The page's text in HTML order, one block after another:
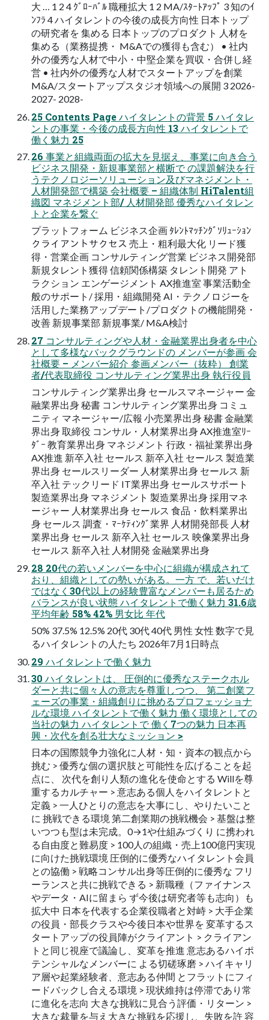
大 … 1 2 4 ｸﾞﾛｰﾊﾞﾙ 職種拡大 1 2 MA/ｽﾀｰﾄｱｯﾌﾟ 3 知のｲ
ﾝﾌﾗ 4 ハイタレントの今後の成長方向性 日本トップ
の研究者を 集める 日本トップのプロダクト 人材を
集める（業務提携・ M&Aでの獲得も含む） • 社内
外の優秀な人材で中小・中堅企業を買収・合併し経
営 • 社内外の優秀な人材でスタートアップを創業
M&A/スタートアップスタジオ領域への展開 3 2026-
2027- 2028-
25 Contents Page ハイタレントの背景 5 ハイタレ
ントの事業・今後の成長方向性 13 ハイタレントで
働く魅力 25
26 事業と組織両面の拡大を見据え、事業に向き合う
ビジネス開発・新規事業部と横断で の課題解決を行
うテクノロジーソリューション及びマネジメント・
人材開発部で構築 会社概要 – 組織体制 HiTalent組
織図 マネジメント部/ 人材開発部 優秀なハイタレン
トと企業を繋ぐ
プラットフォーム ビジネス企画 ﾀﾚﾝﾄﾏｯﾁﾝｸﾞｿﾘｭｰｼｮﾝ
クライアントサクセス 売上・粗利最大化 リード獲
得・営業企画 コンサルティング営業 ビジネス開発部
新規タレント獲得 信頼関係構築 タレント開発 アト
ラクション エンゲージメント AX推進室 事業活動全
般のサポート/ 採用・組織開発 AI・テクノロジーを
活用した業務アップデート/プロダクトの機能開発・
改善 新規事業部 新規事業/ M&A検討
27 コンサルティングや人材・金融業界出身者を中心
として多様なバックグラウンドの メンバーが参画 会
社概要 – メンバー紹介 参画メンバー（抜粋） 創業
者/代表取締役 コンサルティング業界出身 執行役員
コンサルティング業界出身 セールスマネージャー 金
融業界出身 秘書 コンサルティング業界出身 コミュ
ニティ マネージャー/広報 小売業界出身 秘書 金融業
界出身 取締役 コンサル・人材業界出身 AX推進室ﾘｰ
ﾀﾞｰ 教育業界出身 マネジメント 行政・福祉業界出身
AX推進 新卒入社 セールス 新卒入社 セールス 製造業
界出身 セールスリーダー 人材業界出身 セールス 新
卒入社 テックリード IT業界出身 セールスサポート
製造業界出身 マネジメント 製造業界出身 採用マネ
ージャー 人材業界出身 セールス 食品・飲料業界出
身 セールス 調査・ﾏｰｹﾃｨﾝｸﾞ業界 人材開発部長 人材
業界出身 セールス 新卒入社 セールス 映像業界出身
セールス 新卒入社 人材開発 金融業界出身
28 20代の若いメンバーを中心に組織が構成されて
おり、組織としての勢いがある。一方 で、若いだけ
ではなく30代以上の経験豊富なメンバーも居るため
バランスが良い状態 ハイタレントで働く魅力 31.6歳
平均年齢 58% 42% 男女比 年代
50% 37.5% 12.5% 20代 30代 40代 男性 女性 数字で見
るハイタレントの人たち 2026年7月1日時点
29 ハイタレントで働く魅力
30 ハイタレントは、 圧倒的に優秀なステークホル
ダーと共に個々人の意志を尊重しつつ、 第二創業フ
ェーズの事業・組織創りに挑めるプロフェッショナ
ルな環境 ハイタレントで働く魅力 働く環境としての
当社の魅力 ハイタレントで 働く7つの魅力 日本再
興・次代を創る壮大なミッション >
日本の国際競争力強化に人材・知・資本の観点から
挑む > 優秀な個の選択肢と可能性を広げることを起
点に、 次代を創り人類の進化を使命とする Willを尊
重するカルチャー > 意志ある個人をハイタレントと
定義 > 一人ひとりの意志を大事にし、やりたいこと
に 挑戦できる環境 第二創業期の挑戦機会 > 基盤は整
いつつも型は未完成。0→1や仕組みづくり に携われ
る自由度と難易度 > 100人の組織・売上100億円実現
に向けた挑戦環境 圧倒的に優秀なハイタレント会員
との協働 > 戦略コンサル出身等圧倒的に優秀な フリ
ーランスと共に挑戦できる > 新職種（ファイナンス
やデータ・AIに留まら ず今後は研究者等も志向）も
拡大中 日本を代表する企業役職者と対峙 > 大手企業
の役員・部長クラスや今後日本や世界を 変革するス
タートアップの役員陣がクライアント > クライアン
トと同じ視座で議論し、変革を推進 意志あるハイポ
テンシャルなメンバーに よる切磋琢磨 > ハイキャリ
ア層や起業経験者、意志ある仲間 とフラットにフィ
ードバックし合える環境 > 現状維持は停滞であり常
に進化を志向 大きな挑戦に見合う評価・リターン >
大きな裁量を与え大きな挑戦を応援し、失敗を許 容